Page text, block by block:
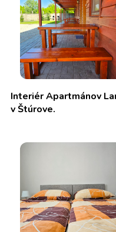
Interiér Apartmánov
v Štúrove.